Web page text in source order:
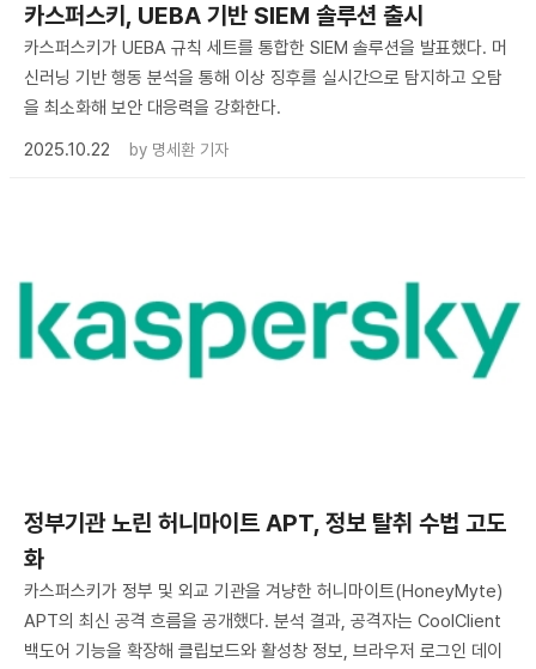
카스퍼스키, UEBA 기반 SIEM 솔루션 출시
카스퍼스키가 UEBA 규칙 세트를 통합한 SIEM 솔루션을 발표했다. 머
신러닝 기반 행동 분석을 통해 이상 징후를 실시간으로 탐지하고 오탐
을 최소화해 보안 대응력을 강화한다.
2025.10.22
by 명세환 기자
정부기관 노린 허니마이트 APT, 정보 탈취 수법 고도
화
카스퍼스키가 정부 및 외교 기관을 겨냥한 허니마이트(HoneyMyte)
APT의 최신 공격 흐름을 공개했다. 분석 결과, 공격자는 CoolClient
백도어 기능을 확장해 클립보드와 활성창 정보, 브라우저 로그인 데이